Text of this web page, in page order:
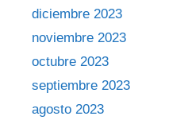
diciembre 2023
noviembre 2023
octubre 2023
septiembre 2023
agosto 2023